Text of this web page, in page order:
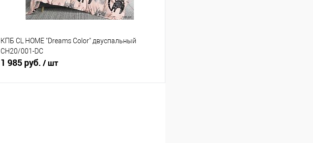
КПБ CL HOME "Dreams Color" двуспальный
CH20/001-DC
1 985 руб. / шт